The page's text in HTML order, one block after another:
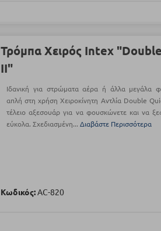
Τρόμπα Χειρός Intex
II"
Ιδανική για στρώματα αέρα ή άλλα μεγάλα
απλή στη χρήση Χειροκίνητη Αντλία Double
τέλειο αξεσουάρ για να φουσκώνετε και να
εύκολα. Σχεδιασμένη...Διαβάστε Περισσότερα
Κωδικός:AC-820